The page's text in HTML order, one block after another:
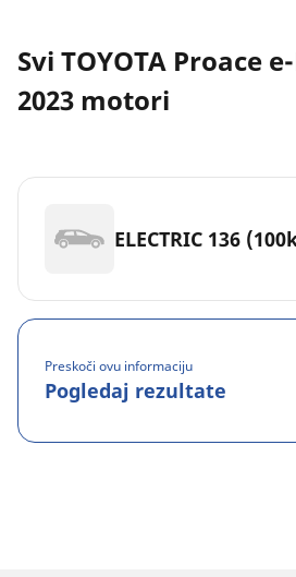
Svi TOYOTA Proace
2023 motori
ELECTRIC 136
Preskoči ovu informaciju
Pogledaj rezultate